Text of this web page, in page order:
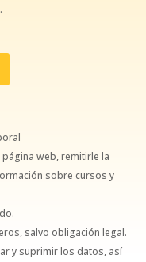
web, remitirle la
sobre cursos y
salvo obligación legal.
y suprimir los datos, así